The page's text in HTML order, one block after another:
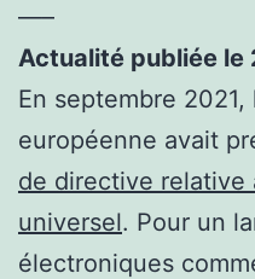
—–
Actualité publiée le
En septembre 2021,
européenne avait
de directive relative
universel. Pour un
électroniques